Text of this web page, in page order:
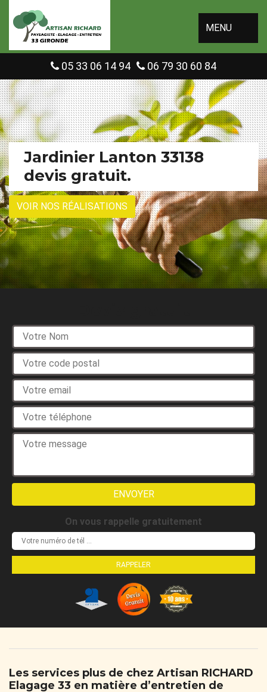
MENU
05 33 06 14 94 06 79 30 60 84
Jardinier Lanton 33138
devis gratuit.
VOIR NOS RÉALISATIONS
On vous rappelle gratuitement
Les services plus de chez Artisan RICHARD
Elagage 33 en matière d’entretien de